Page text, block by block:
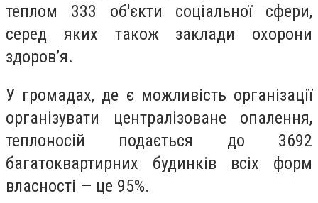
теплом 333 об'єкти соціальної сфери,
серед яких також заклади охорони
здоров’я.
У громадах, де є можливість організації
організувати централізоване опалення,
теплоносій подається до 3692
багатоквартирних будинків всіх форм
власності — це 95%.